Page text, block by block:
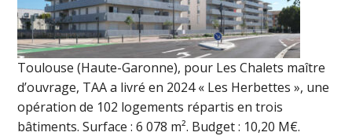
Toulouse (Haute-Garonne), pour Les Chalets maître
d’ouvrage, TAA a livré en 2024 « Les Herbettes », une
opération de 102 logements répartis en trois
bâtiments. Surface : 6 078 m². Budget : 10,20 M€.